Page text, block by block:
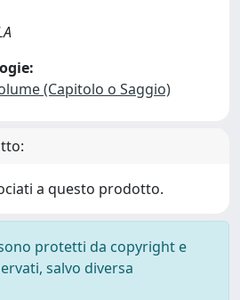
(Capitolo o Saggio)
a questo prodotto.
protetti da copyright e
salvo diversa